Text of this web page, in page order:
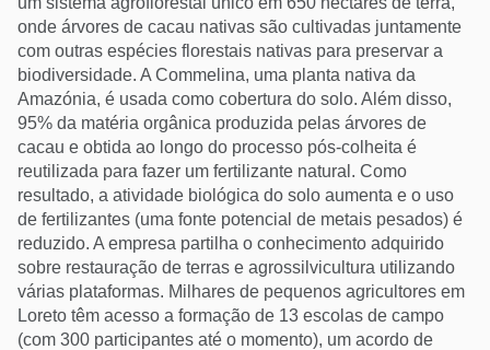
onde árvores de cacau nativas são cultivadas juntamente
com outras espécies florestais nativas para preservar a
biodiversidade. A Commelina, uma planta nativa da
Amazónia, é usada como cobertura do solo. Além disso,
95% da matéria orgânica produzida pelas árvores de
cacau e obtida ao longo do processo pós-colheita é
reutilizada para fazer um fertilizante natural. Como
resultado, a atividade biológica do solo aumenta e o uso
de fertilizantes (uma fonte potencial de metais pesados) é
reduzido. A empresa partilha o conhecimento adquirido
sobre restauração de terras e agrossilvicultura utilizando
várias plataformas. Milhares de pequenos agricultores em
Loreto têm acesso a formação de 13 escolas de campo
(com 300 participantes até o momento), um acordo de